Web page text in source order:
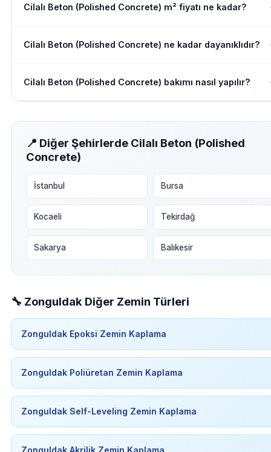
Cilalı Beton (Polished Concrete) m² fiyatı ne kadar?
Cilalı Beton (Polished Concrete) ne kadar dayanıklıdır?
Cilalı Beton (Polished Concrete) bakımı nasıl yapılır?
📍 Diğer Şehirlerde Cilalı Beton (Polished
Concrete)
İstanbul Bursa
Kocaeli Tekirdağ
Sakarya Balıkesir
🔧 Zonguldak Diğer Zemin Türleri
Zonguldak Epoksi Zemin Kaplama
Zonguldak Poliüretan Zemin Kaplama
Zonguldak Self-Leveling Zemin Kaplama
Zonguldak Akrilik Zemin Kaplama